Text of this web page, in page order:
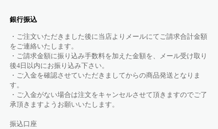
銀行振込
・ご注文いただきました後に当店よりメールにてご請求合計金額
をご連絡いたします。
・ご請求金額に振り込み手数料を加えた金額を、メール受け取り
後4日以内にお振り込み下さい。
・ご入金を確認させていただきましてからの商品発送となりま
す。
・ご入金がない場合は注文をキャンセルさせて頂きますのでご了
承頂きますようお願いいたします。
振込口座